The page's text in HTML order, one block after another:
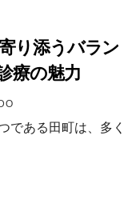
り添うバラン
療の魅力
である田町は、多く